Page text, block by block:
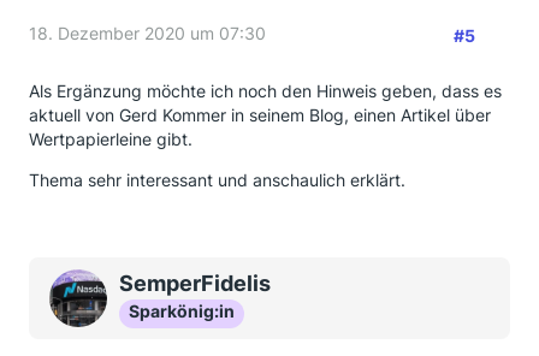
18. Dezember 2020 um 07:30 #5
Als Ergänzung möchte ich noch den Hinweis geben, dass es
aktuell von Gerd Kommer in seinem Blog, einen Artikel über
Wertpapierleine gibt.
Thema sehr interessant und anschaulich erklärt.
SemperFidelis
Sparkönig:in